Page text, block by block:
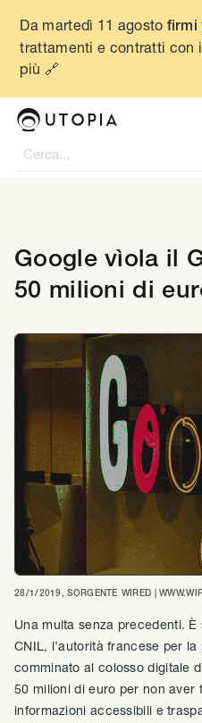
Da martedì 11 agosto firmi
trattamenti e contratti con
più 🔗
Google vìola il
50 milioni di
28/1/2019, SORGENTE WIRED |
Una multa senza precedenti.
CNIL, l’autorità francese per
comminato al colosso digitale
50 milioni di euro per non aver
informazioni accessibili e